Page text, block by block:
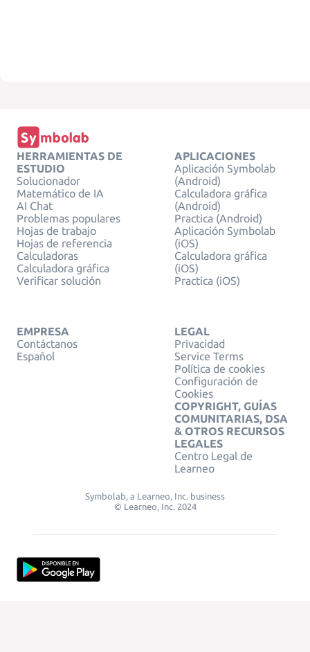
HERRAMIENTAS DE
ESTUDIO
Solucionador
Matemático de IA
AI Chat
Problemas populares
Hojas de trabajo
Hojas de referencia
Calculadoras
Calculadora gráfica
Verificar solución
APLICACIONES
Aplicación Symbolab
(Android)
Calculadora gráfica
(Android)
Practica (Android)
Aplicación Symbolab
(iOS)
Calculadora gráfica
(iOS)
Practica (iOS)
EMPRESA
Contáctanos
Español
LEGAL
Privacidad
Service Terms
Política de cookies
Configuración de
Cookies
COPYRIGHT, GUÍAS
COMUNITARIAS, DSA
& OTROS RECURSOS
LEGALES
Centro Legal de
Learneo
Symbolab, a Learneo, Inc. business
© Learneo, Inc. 2024